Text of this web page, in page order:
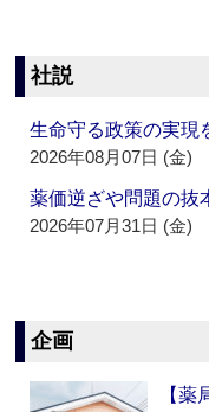
社説
生命守る政策の実現
2026年08月07日 (金)
薬価逆ざや問題の抜
2026年07月31日 (金)
企画
【